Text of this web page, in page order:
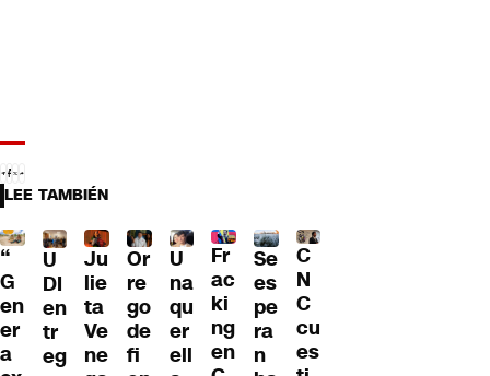
LEE TAMBIÉN
“
G
en
er
a
U
DI
en
tr
eg
Ju
lie
ta
Ve
ne
Or
re
go
de
fi
U
na
qu
er
ell
Fr
ac
ki
ng
en
Se
es
pe
ra
n
C
N
C
cu
es